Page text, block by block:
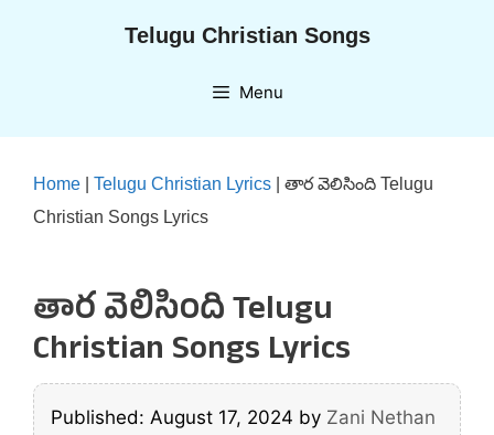
Telugu Christian Songs
Menu
Home Telugu Christian Lyrics
తార వెలిసింది Telugu
Christian Songs Lyrics
తార వెలిసింది Telugu
Christian Songs Lyrics
Published: August 17, 2024 by Zani Nethan